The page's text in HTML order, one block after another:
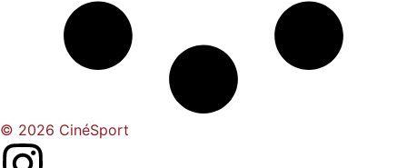
© 2026 CinéSport